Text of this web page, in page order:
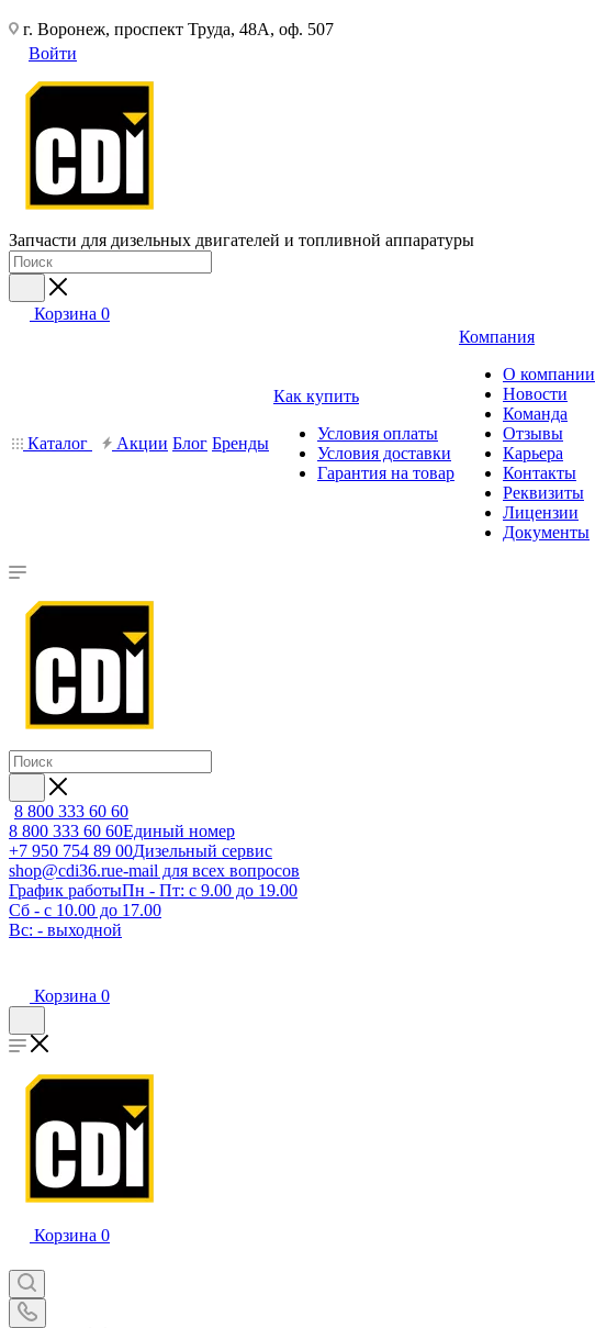
г. Воронеж, проспект Труда, 48А, оф. 507
Войти
Запчасти для дизельных двигателей и топливной аппаратуры
Корзина 0
Каталог Акции Блог Бренды
Как купить
Условия оплаты
Условия доставки
Гарантия на товар
Компания
О компании
Новости
Команда
Отзывы
Карьера
Контакты
Реквизиты
Лицензии
Документы
8 800 333 60 60
8 800 333 60 60Единый номер
+7 950 754 89 00Дизельный сервис
shop@cdi36.rue-mail для всех вопросов
График работыПн - Пт: с 9.00 до 19.00
Сб - с 10.00 до 17.00
Вс: - выходной
Корзина 0
Корзина 0